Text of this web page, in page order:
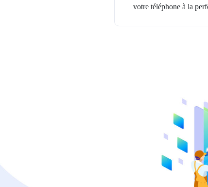
votre téléphone à la